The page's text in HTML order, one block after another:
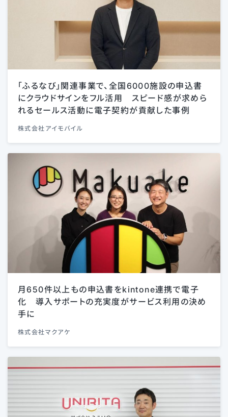
「ふるなび」関連事業で、全国6000施設の申込書
にクラウドサインをフル活用 スピード感が求めら
れるセールス活動に電子契約が貢献した事例
株式会社アイモバイル
月650件以上もの申込書をkintone連携で電子
化 導入サポートの充実度がサービス利用の決め
手に
株式会社マクアケ